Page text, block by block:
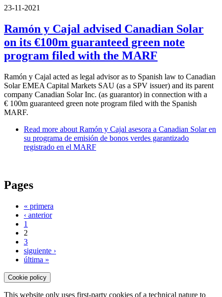
23-11-2021
Ramón y Cajal advised Canadian Solar
on its €100m guaranteed green note
program filed with the MARF
Ramón y Cajal acted as legal advisor as to Spanish law to Canadian
Solar EMEA Capital Markets SAU (as a SPV issuer) and its parent
company Canadian Solar Inc. (as guarantor) in connection with a
€ 100m guaranteed green note program filed with the Spanish
MARF.
Read more about Ramón y Cajal asesora a Canadian Solar en
su programa de emisión de bonos verdes garantizado
registrado en el MARF
Pages
« primera
‹ anterior
1
2
3
siguiente ›
última »
Cookie policy
This website only uses first-party cookies of a technical nature to